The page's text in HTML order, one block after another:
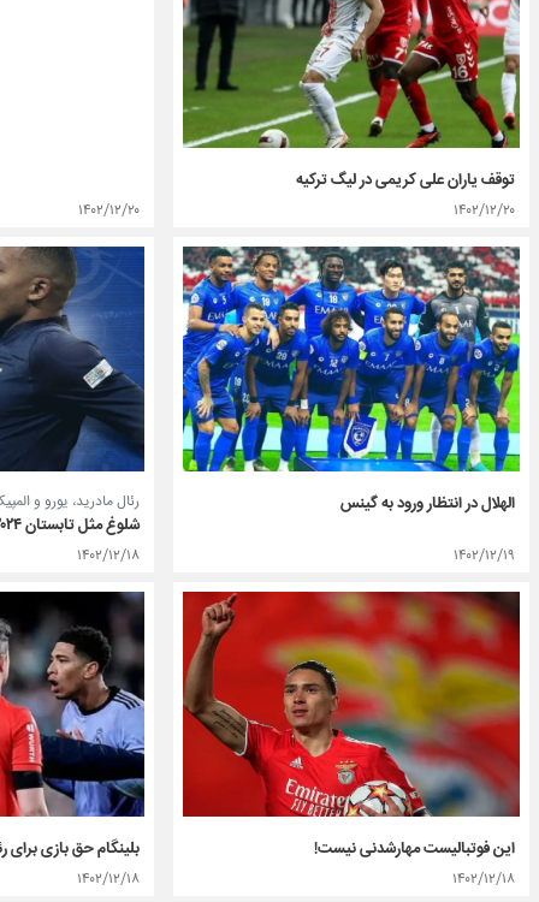
توقف یاران علی کریمی در لیگ ترکیه
۱۴۰۲/۱۲/۲۰ ۱۴۰۲/۱۲/۲۰
الهلال در انتظار ورود به گینس
۱۴۰۲/۱۲/۱۹
رئال مادرید، یورو و
شلوغ مثل تابستان ۲۰۲۴ امباپه
۱۴۰۲/۱۲/۱۸
این فوتبالیست مهارشدنی نیست!
۱۴۰۲/۱۲/۱۸
بلینگام حق بازی برای
۱۴۰۲/۱۲/۱۸